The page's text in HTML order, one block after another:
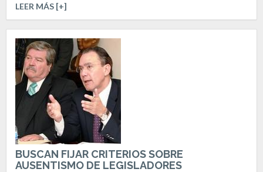
LEER MÁS [+]
BUSCAN FIJAR CRITERIOS SOBRE
AUSENTISMO DE LEGISLADORES